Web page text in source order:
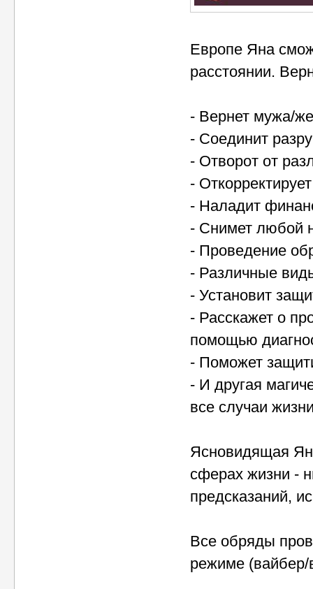
Европе Яна
расстоянии.
- Вернет мужа/
- Соединит
- Отворот от
-
- Наладит
- Снимет любой
- Проведение
- Различные
- Установит
- Расскажет о
помощью
- Поможет
- И другая
все случаи
Ясновидящая
сферах жизни -
предсказаний,
Все обряды
режиме (вайбер/